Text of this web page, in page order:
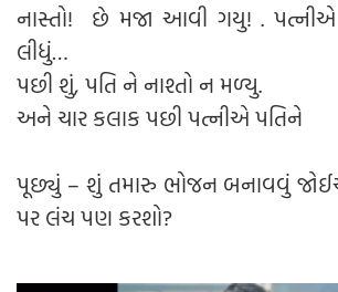
નાસ્તો! છે મજા આવી ગયુ! .
લીધું…
પછી શું, પતિ ને નાશ્તો ન મળ્યુ.
અને ચાર કલાક પછી પત્નીએ પતિને
પૂછ્યું – શું તમારુ ભોજન બનાવવું
પર લંચ પણ કરશો?